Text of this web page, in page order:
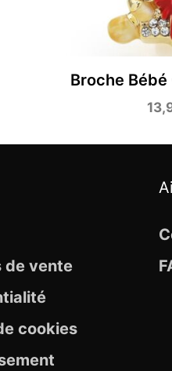
Broche
de vente
cookies